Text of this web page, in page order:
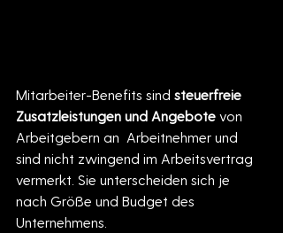
Mitarbeiter-Benefits sind steuerfreie
Zusatzleistungen und Angebote von
Arbeitgebern an  Arbeitnehmer und
sind nicht zwingend im Arbeitsvertrag
vermerkt. Sie unterscheiden sich je
nach Größe und Budget des
Unternehmens.